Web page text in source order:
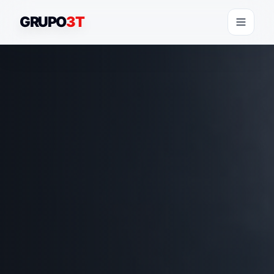
GRUPO3T